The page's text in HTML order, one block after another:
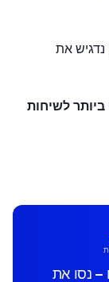
את
לשיחות
את